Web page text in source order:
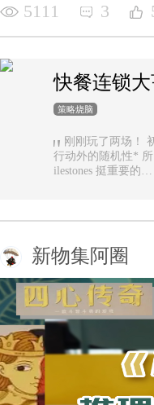
5111 3
快餐连锁大
策略烧脑
刚刚玩了两场！ 初次赢了第二次惨输… 这游戏重玩性很高… 主要是唯一的随机性是地图… 除了玩家
行动外的随机性* 所以策略其实
ilestones 挺重要
新物集阿圈